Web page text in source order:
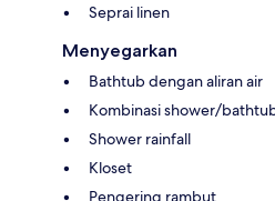
Seprai linen
Menyegarkan
Bathtub dengan aliran air
Kombinasi shower/
Shower rainfall
Kloset
Pengering rambut